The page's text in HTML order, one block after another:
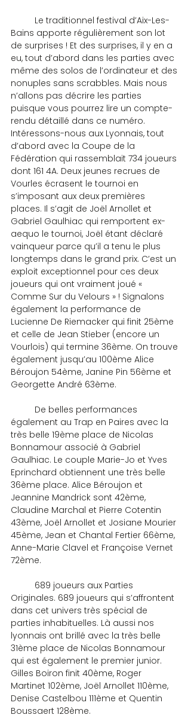
Bains apporte régulièrement son lot
de surprises ! Et des surprises, il y en a
eu, tout d’abord dans les parties avec
même des solos de l’ordinateur et des
nonuples sans scrabbles. Mais nous
n’allons pas décrire les parties
puisque vous pourrez lire un compte-
rendu détaillé dans ce numéro.
Intéressons-nous aux Lyonnais, tout
d’abord avec la Coupe de la
Fédération qui rassemblait 734 joueurs
dont 161 4A. Deux jeunes recrues de
Vourles écrasent le tournoi en
s’imposant aux deux premières
places. Il s’agit de Joël Arnollet et
Gabriel Gaulhiac qui remportent ex-
aequo le tournoi, Joël étant déclaré
vainqueur parce qu’il a tenu le plus
longtemps dans le grand prix. C’est un
exploit exceptionnel pour ces deux
joueurs qui ont vraiment joué «
Comme Sur du Velours » ! Signalons
également la performance de
Lucienne De Riemacker qui finit 25ème
et celle de Jean Stieber (encore un
Vourlois) qui termine 36ème. On trouve
également jusqu’au 100ème Alice
Béroujon 54ème, Janine Pin 56ème et
Georgette André 63ème.
également au Trap en Paires avec la
très belle 19ème place de Nicolas
Bonnamour associé à Gabriel
Gaulhiac. Le couple Marie-Jo et Yves
Eprinchard obtiennent une très belle
36ème place. Alice Béroujon et
Jeannine Mandrick sont 42ème,
Claudine Marchal et Pierre Cotentin
43ème, Joël Arnollet et Josiane Mourier
45ème, Jean et Chantal Fertier 66ème,
Anne-Marie Clavel et Françoise Vernet
72ème.
Originales. 689 joueurs qui s’affrontent
dans cet univers très spécial de
parties inhabituelles. Là aussi nos
lyonnais ont brillé avec la très belle
31ème place de Nicolas Bonnamour
qui est également le premier junior.
Gilles Boiron finit 40ème, Roger
Martinet 102ème, Joël Arnollet 110ème,
Denise Castelbou 111ème et Quentin
Boussaert 128ème.